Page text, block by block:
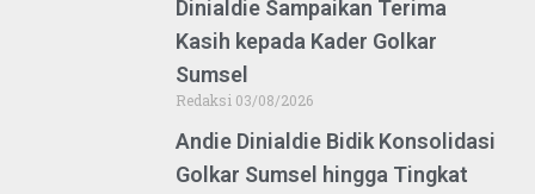
Dinialdie Sampaikan Terima
Kasih kepada Kader Golkar
Sumsel
Redaksi 03/08/2026
Andie Dinialdie Bidik Konsolidasi
Golkar Sumsel hingga Tingkat